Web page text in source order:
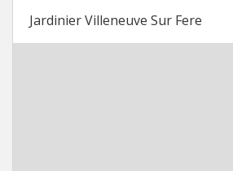
Jardinier Villeneuve Sur Fere